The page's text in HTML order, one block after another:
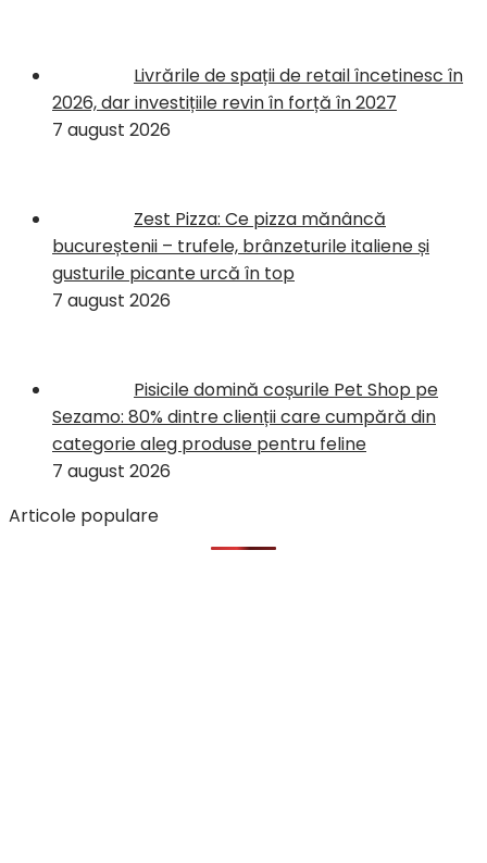
Livrările de spații de retail încetinesc în
2026, dar investițiile revin în forță în 2027
7 august 2026
Zest Pizza: Ce pizza mănâncă
bucureștenii – trufele, brânzeturile italiene și
gusturile picante urcă în top
7 august 2026
Pisicile domină coșurile Pet Shop pe
Sezamo: 80% dintre clienții care cumpără din
categorie aleg produse pentru feline
7 august 2026
Articole populare